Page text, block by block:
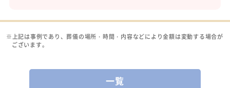
※上記は事例であり、葬儀の場所・時間・内容などにより金額は変動する場合が
ございます。
一覧